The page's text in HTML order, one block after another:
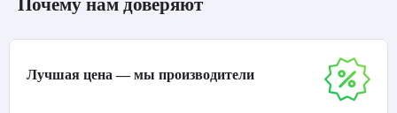
Лучшая цена — мы производители